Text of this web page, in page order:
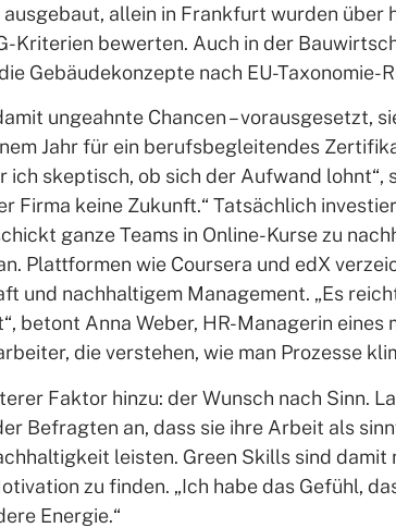
ausgebaut, allein in Frankfurt wurden
Kriterien bewerten. Auch in der
Gebäudekonzepte nach EU-Taxonomie-
ungeahnte Chancen – vorausgesetzt,
Jahr für ein berufsbegleitendes
ich skeptisch, ob sich der Aufwand lohnt“,
Firma keine Zukunft.“ Tatsächlich
ganze Teams in Online-Kurse zu
Plattformen wie Coursera und edX
und nachhaltigem Management. „Es
betont Anna Weber, HR-Managerin
die verstehen, wie man Prozesse
Faktor hinzu: der Wunsch nach Sinn.
Befragten an, dass sie ihre Arbeit als
leisten. Green Skills sind
zu finden. „Ich habe das Gefühl,
Energie.“